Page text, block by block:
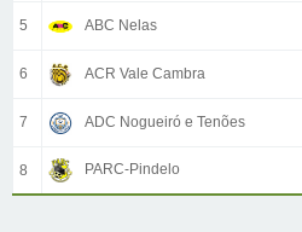
5 ABC Nelas
6 ACR Vale Cambra
7 ADC Nogueiró e Tenões
8 PARC-Pindelo